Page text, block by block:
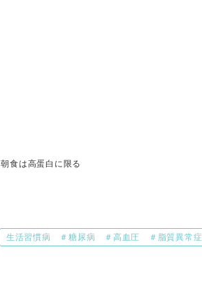
朝食は高蛋白に限る
生活習慣病 ＃糖尿病 ＃高血圧 ＃脂質異常症